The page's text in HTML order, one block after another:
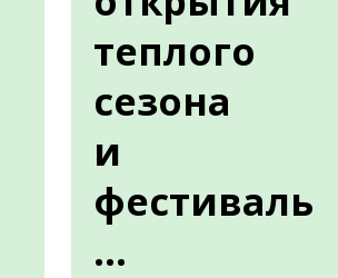
теплого
сезона
и
фестиваль
...